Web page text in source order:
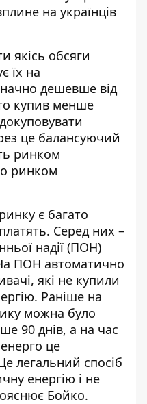
якісь обсяги
їх на
дешевше від
купив менше
це балансуючий
ринком
ринком
є багато
Серед них –
надії (ПОН)
ПОН автоматично
які не купили
Раніше на
можна було
90 днів, а на час
це
легальний спосіб
енергію і не
Бойко.